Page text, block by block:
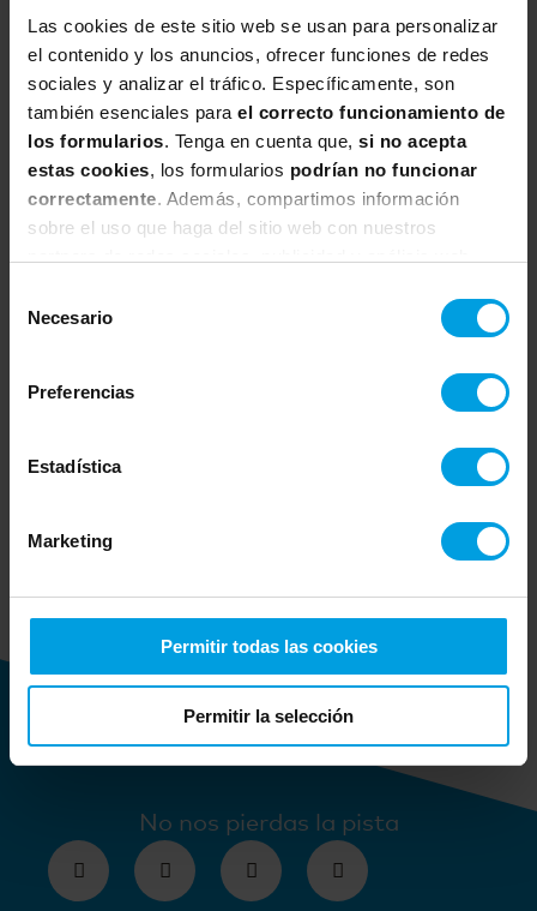
Las cookies de este sitio web se usan para personalizar
el contenido y los anuncios, ofrecer funciones de redes
sociales y analizar el tráfico. Específicamente, son
también esenciales para el correcto funcionamiento de
los formularios. Tenga en cuenta que, si no acepta
estas cookies, los formularios podrían no funcionar
correctamente. Además, compartimos información
sobre el uso que haga del sitio web con nuestros
haya proporcionado o que hayan recopilado a partir del
Necesario
Preferencias
Estadística
Marketing
Permitir todas las cookies
Permitir la selección
promover el aprendizaje continuo.
MÁS INFO
Cursos
Nuestro extenso catálogo de cursos ha sido diseñado por
nuestros expertos para ayudar a los equipos digitales a
afrontar con éxito los desafíos reales que enfrentan a
diario
Knowledge Center
contenidos de valor elaborados por el
ámbito de la transformación digital y su
MÁS INFO
No nos pierdas la pista